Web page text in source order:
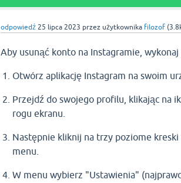
odpowiedź 25 lipca 2023 przez użytkownika filozof (
Aby usunąć konto na Instagramie,
Otwórz aplikację Instagram na swoim
Przejdź do swojego profilu, klikając na
rogu ekranu.
Następnie kliknij na trzy poziome
menu.
W menu wybierz "Ustawienia"